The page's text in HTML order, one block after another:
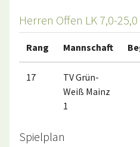
Herren Offen LK 7,0-25,0
Rang Mannschaft
17
TV Grün-
Weiß Mainz
1
Spielplan